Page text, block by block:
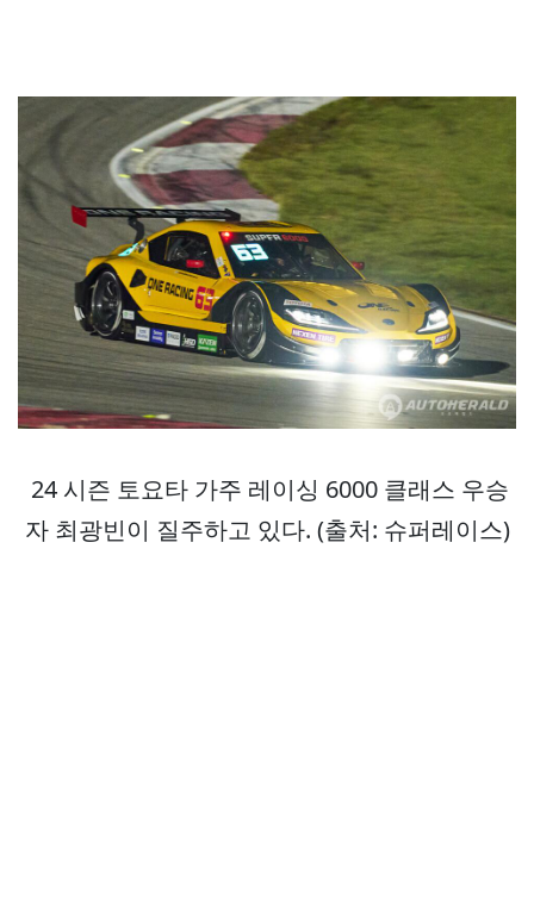
24 시즌 토요타 가주 레이싱 6000 클래스 우승
자 최광빈이 질주하고 있다. (출처: 슈퍼레이스)